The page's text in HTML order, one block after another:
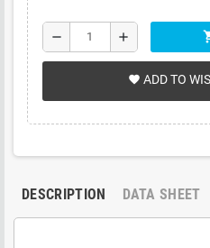
remove add
favorite ADD TO
DESCRIPTION DATA SHEET